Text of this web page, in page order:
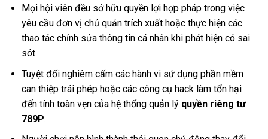
Mọi hội viên đều sở hữu quyền lợi hợp pháp trong việc
yêu cầu đơn vị chủ quản trích xuất hoặc thực hiện các
thao tác chỉnh sửa thông tin cá nhân khi phát hiện có sai
sót.
Tuyệt đối nghiêm cấm các hành vi sử dụng phần mềm
can thiệp trái phép hoặc các công cụ hack làm tổn hại
đến tính toàn vẹn của hệ thống quản lý quyền riêng tư
789P.